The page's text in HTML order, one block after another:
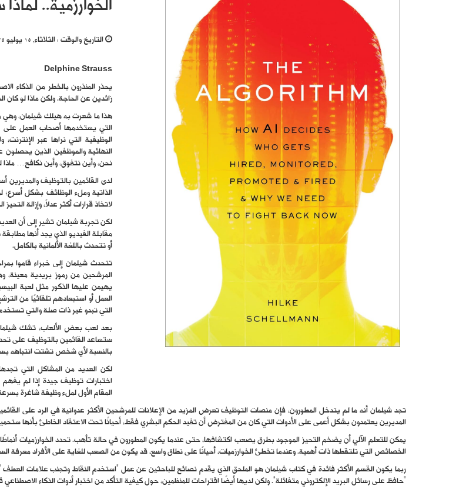
الخوارزمية..
التاريخ والوقت :الثلاثاء, 15 يوليو 2025
Delphine Strauss
يحذر المنذرون بالخطر من الذكاء
زائدين عن الحاجة. ولكن ماذا لو كان
هذا ما شعرت به هيلك شيلمان،
التي يستخدمها أصحاب العمل على
الوظيفية التي نراها عبر
النهائية والموظفين الذين يحصلون
نحن، وأين نتفوق، وأين نكافح… ماذا
لدى القائمين بالتوظيف والمديرين
الذاتية وملء الوظائف بشكل
لاتخاذ قرارات أكثر عدلاً، وإزالة
لكن تجربة شيلمان تشير إلى أن
مقابلة الفيديو الذي يجد أنها
أو تتحدث باللغة الألمانية بالكامل.
تتحدث شيلمان إلى خبراء قاموا
المرشحين من رموز بريدية معينة،
يهيمن عليها الذكور مثل لعبة
العمل أو استبعادهم تلقائيًا من
التي تبدو غير ذات صلة والتي
بعد لعب بعض الألعاب، تشك
ستساعد القائمين بالتوظيف على
بالنسبة لأي شخص تشتت انتباهه
لكن العديد من المشاكل التي
اختبارات توظيف جيدة إذا لم
المقام الأول لملء وظيفة شاغرة
تجد شيلمان أنه ما لم يتدخل المطورون، فإن منصات التوظيف تعرض المزيد من الإعلانات للمرشحين الأكثر عدوانية في الرد على
المديرين يعتمدون بشكل أعمى على الأدوات التي كان من المفترض أن تفيد الحكم البشري فقط، أحيانًا تحت الاعتقاد الخاطئ بأنها
يمكن للتعلم الآلي أن يضخم التحيز الموجود بطرق يصعب اكتشافها، حتى عندما يكون المطورون في حالة تأهب. تحدد الخوارزميات
الخصائص التي تلتقطها ذات أهمية. وعندما تخطئ الخوارزميات، أحيانًا على نطاق واسع، قد يكون من الصعب للغاية على الأفراد
ربما يكون القسم الأكثر فائدة في كتاب شيلمان هو الملحق الذي يقدم نصائح للباحثين عن عمل “استخدم النقاط وتجنب علامات العطف
“حافظ على رسائل البريد الإلكتروني متفائلة”. ولكن لديها أيضًا اقتراحات للمنظمين، حول كيفية التأكد من اختبار أدوات الذكاء